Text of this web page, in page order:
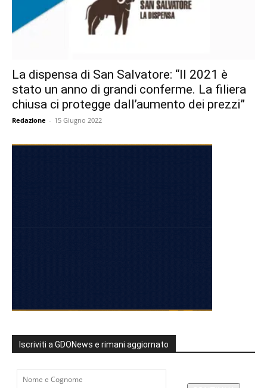
La dispensa di San Salvatore: “Il 2021 è
stato un anno di grandi conferme. La filiera
chiusa ci protegge dall’aumento dei prezzi”
Redazione - 15 Giugno 2022
Iscriviti a GDONews e rimani aggiornato